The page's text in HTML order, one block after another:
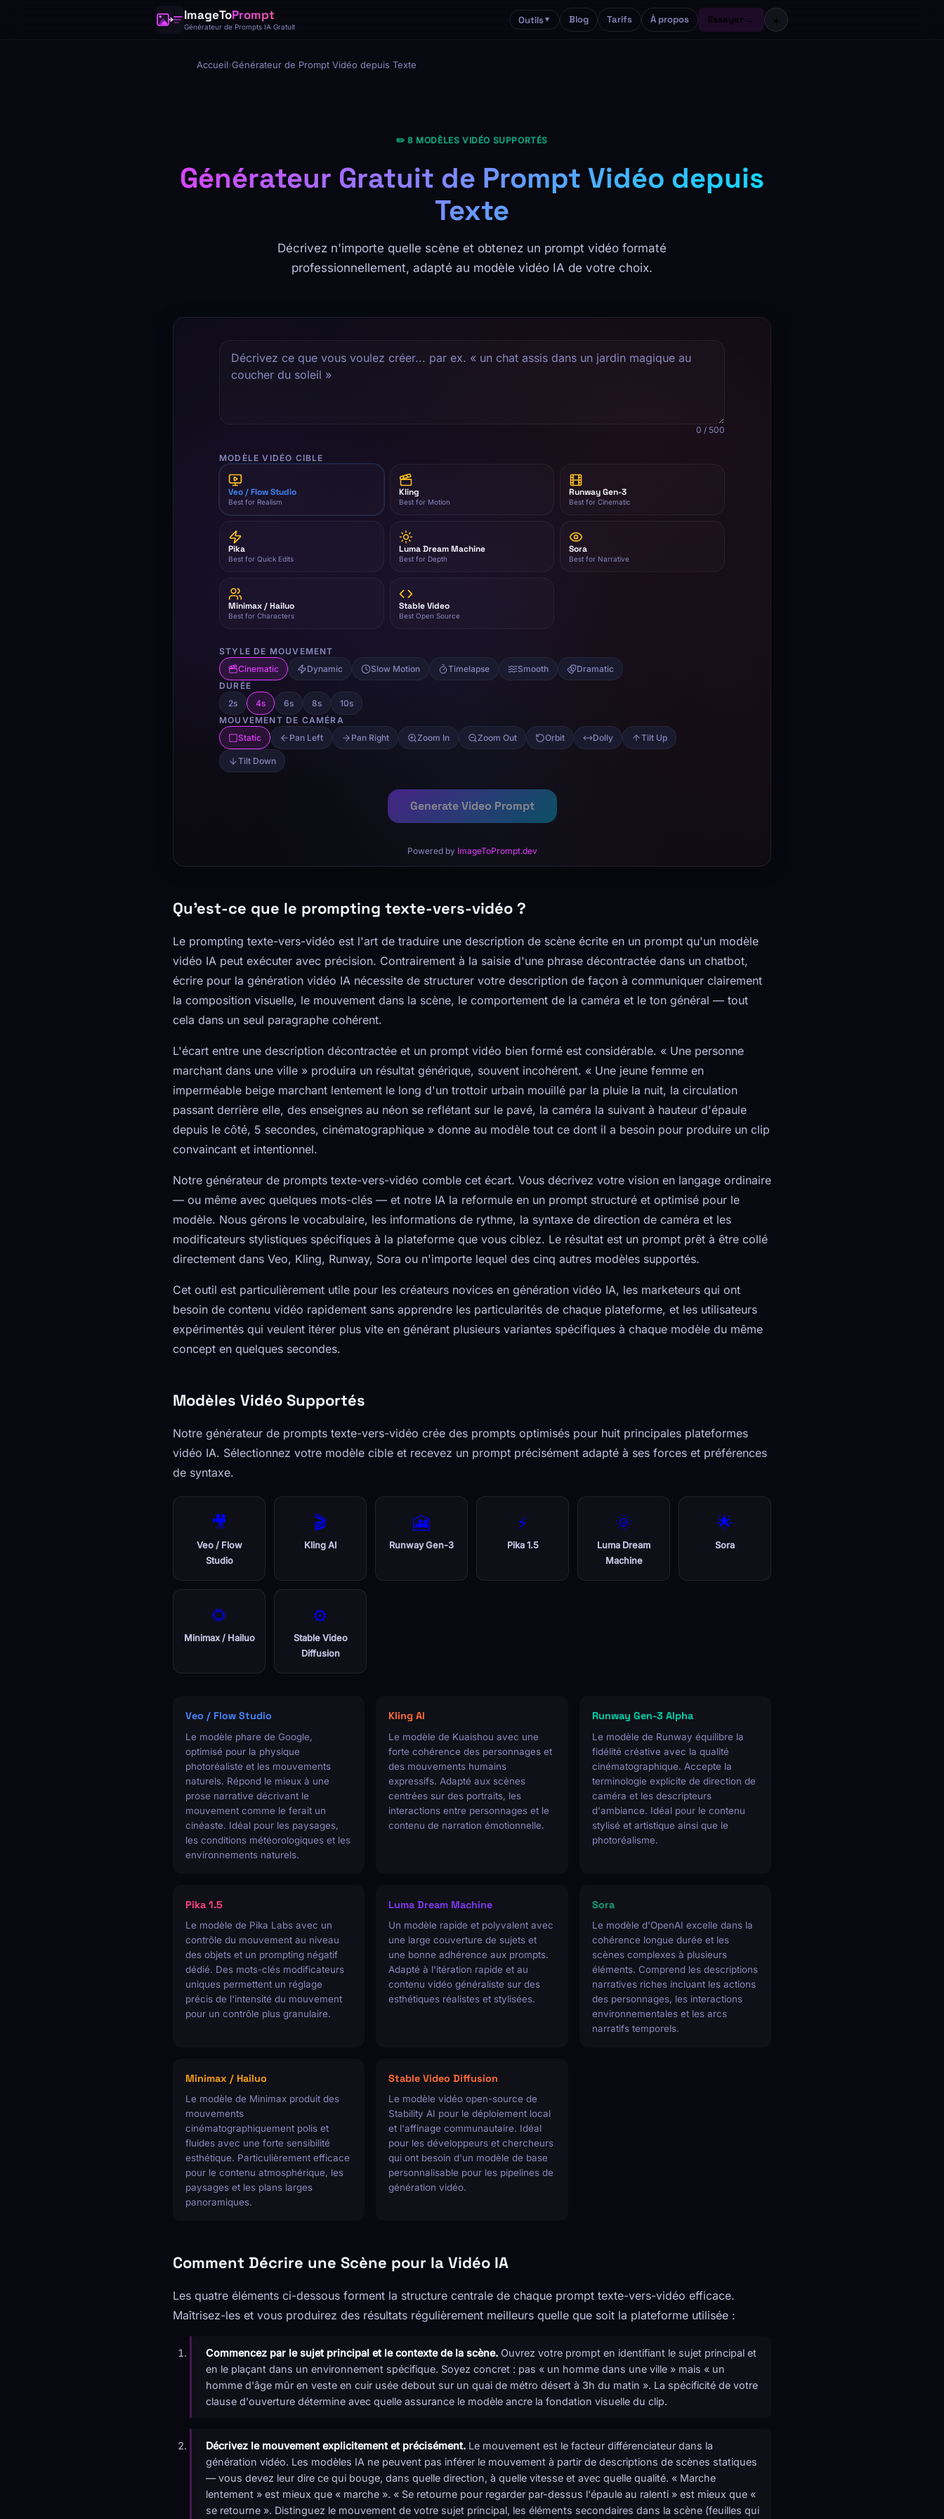
ImageToPrompt
Générateur de Prompts IA Gratuit
Outils▼ Blog Tarifs À propos Essayer → ☀️
Accueil›Générateur de Prompt Vidéo depuis Texte
✏️ 8 MODÈLES VIDÉO SUPPORTÉS
Générateur Gratuit de Prompt Vidéo depuis
Texte
Décrivez n'importe quelle scène et obtenez un prompt vidéo formaté
professionnellement, adapté au modèle vidéo IA de votre choix.
Qu'est-ce que le prompting texte-vers-vidéo ?
Le prompting texte-vers-vidéo est l'art de traduire une description de scène écrite en un prompt qu'un modèle
vidéo IA peut exécuter avec précision. Contrairement à la saisie d'une phrase décontractée dans un chatbot,
écrire pour la génération vidéo IA nécessite de structurer votre description de façon à communiquer clairement
la composition visuelle, le mouvement dans la scène, le comportement de la caméra et le ton général — tout
cela dans un seul paragraphe cohérent.
L'écart entre une description décontractée et un prompt vidéo bien formé est considérable. « Une personne
marchant dans une ville » produira un résultat générique, souvent incohérent. « Une jeune femme en
imperméable beige marchant lentement le long d'un trottoir urbain mouillé par la pluie la nuit, la circulation
passant derrière elle, des enseignes au néon se reflétant sur le pavé, la caméra la suivant à hauteur d'épaule
depuis le côté, 5 secondes, cinématographique » donne au modèle tout ce dont il a besoin pour produire un clip
convaincant et intentionnel.
Notre générateur de prompts texte-vers-vidéo comble cet écart. Vous décrivez votre vision en langage ordinaire
— ou même avec quelques mots-clés — et notre IA la reformule en un prompt structuré et optimisé pour le
modèle. Nous gérons le vocabulaire, les informations de rythme, la syntaxe de direction de caméra et les
modificateurs stylistiques spécifiques à la plateforme que vous ciblez. Le résultat est un prompt prêt à être collé
directement dans Veo, Kling, Runway, Sora ou n'importe lequel des cinq autres modèles supportés.
Cet outil est particulièrement utile pour les créateurs novices en génération vidéo IA, les marketeurs qui ont
besoin de contenu vidéo rapidement sans apprendre les particularités de chaque plateforme, et les utilisateurs
expérimentés qui veulent itérer plus vite en générant plusieurs variantes spécifiques à chaque modèle du même
concept en quelques secondes.
Modèles Vidéo Supportés
Notre générateur de prompts texte-vers-vidéo crée des prompts optimisés pour huit principales plateformes
vidéo IA. Sélectionnez votre modèle cible et recevez un prompt précisément adapté à ses forces et préférences
de syntaxe.
🎥
Veo / Flow
Studio
🎬
Kling AI
🎦
Runway Gen-3
⚡
Pika 1.5
🌞
Luma Dream
Machine
🌟
Sora
🌻
Minimax / Hailuo
⚙️
Stable Video
Diffusion
Veo / Flow Studio
Le modèle phare de Google,
optimisé pour la physique
photoréaliste et les mouvements
naturels. Répond le mieux à une
prose narrative décrivant le
mouvement comme le ferait un
cinéaste. Idéal pour les paysages,
les conditions météorologiques et les
environnements naturels.
Kling AI
Le modèle de Kuaishou avec une
forte cohérence des personnages et
des mouvements humains
expressifs. Adapté aux scènes
centrées sur des portraits, les
interactions entre personnages et le
contenu de narration émotionnelle.
Runway Gen-3 Alpha
Le modèle de Runway équilibre la
fidélité créative avec la qualité
cinématographique. Accepte la
terminologie explicite de direction de
caméra et les descripteurs
d'ambiance. Idéal pour le contenu
stylisé et artistique ainsi que le
photoréalisme.
Pika 1.5
Le modèle de Pika Labs avec un
contrôle du mouvement au niveau
des objets et un prompting négatif
dédié. Des mots-clés modificateurs
uniques permettent un réglage
précis de l'intensité du mouvement
pour un contrôle plus granulaire.
Luma Dream Machine
Un modèle rapide et polyvalent avec
une large couverture de sujets et
une bonne adhérence aux prompts.
Adapté à l'itération rapide et au
contenu vidéo généraliste sur des
esthétiques réalistes et stylisées.
Sora
Le modèle d'OpenAI excelle dans la
cohérence longue durée et les
scènes complexes à plusieurs
éléments. Comprend les descriptions
narratives riches incluant les actions
des personnages, les interactions
environnementales et les arcs
narratifs temporels.
Minimax / Hailuo
Le modèle de Minimax produit des
mouvements
cinématographiquement polis et
fluides avec une forte sensibilité
esthétique. Particulièrement efficace
pour le contenu atmosphérique, les
paysages et les plans larges
panoramiques.
Stable Video Diffusion
Le modèle vidéo open-source de
Stability AI pour le déploiement local
et l'affinage communautaire. Idéal
pour les développeurs et chercheurs
qui ont besoin d'un modèle de base
personnalisable pour les pipelines de
génération vidéo.
Comment Décrire une Scène pour la Vidéo IA
Les quatre éléments ci-dessous forment la structure centrale de chaque prompt texte-vers-vidéo efficace.
Maîtrisez-les et vous produirez des résultats régulièrement meilleurs quelle que soit la plateforme utilisée :
Commencez par le sujet principal et le contexte de la scène. Ouvrez votre prompt en identifiant le sujet principal et
en le plaçant dans un environnement spécifique. Soyez concret : pas « un homme dans une ville » mais « un
homme d'âge mûr en veste en cuir usée debout sur un quai de métro désert à 3h du matin ». La spécificité de votre
clause d'ouverture détermine avec quelle assurance le modèle ancre la fondation visuelle du clip.
Décrivez le mouvement explicitement et précisément. Le mouvement est le facteur différenciateur dans la
génération vidéo. Les modèles IA ne peuvent pas inférer le mouvement à partir de descriptions de scènes statiques
— vous devez leur dire ce qui bouge, dans quelle direction, à quelle vitesse et avec quelle qualité. « Marche
lentement » est mieux que « marche ». « Se retourne pour regarder par-dessus l'épaule au ralenti » est mieux que «
se retourne ». Distinguez le mouvement de votre sujet principal, les éléments secondaires dans la scène (feuilles qui